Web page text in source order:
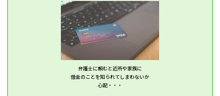
弁護士に頼むと近所や家族に
借金のことを知られてしまわないか
心配・・・